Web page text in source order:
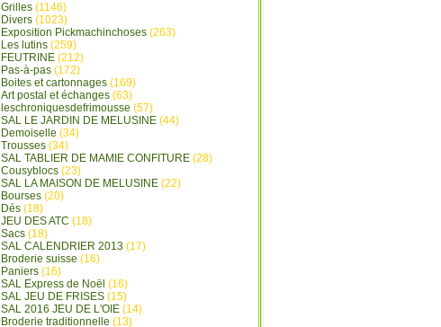
Grilles (1146)
Divers (1023)
Exposition Pickmachinchoses (263)
Les lutins (259)
FEUTRINE (212)
Pas-à-pas (172)
Boites et cartonnages (169)
Art postal et échanges (63)
leschroniquesdefrimousse (57)
SAL LE JARDIN DE MELUSINE (44)
Demoiselle (34)
Trousses (34)
SAL TABLIER DE MAMIE CONFITURE (28)
Cousyblocs (23)
SAL LA MAISON DE MELUSINE (22)
Bourses (20)
Dés (18)
JEU DES ATC (18)
Sacs (18)
SAL CALENDRIER 2013 (17)
Broderie suisse (16)
Paniers (16)
SAL Express de Noël (16)
SAL JEU DE FRISES (15)
SAL 2016 JEU DE L'OIE (14)
Broderie traditionnelle (13)